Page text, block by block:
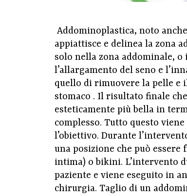
Addominoplastica, noto
appiattisce e delinea la zona
solo nella zona addominale,
l’allargamento del seno e
quello di rimuovere la pelle e
stomaco . Il risultato finale
esteticamente più bella in
complesso. Tutto questo
l’obiettivo. Durante
una posizione che può
intima) o bikini. L’intervento
paziente e viene eseguito in
chirurgia. Taglio di un